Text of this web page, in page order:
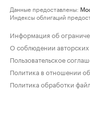
Данные предоставлены:
Индексы облигаций
Информация об
О соблюдении авторских
Пользовательское
Политика в отношении
Политика обработки